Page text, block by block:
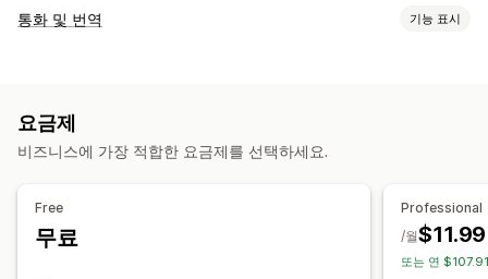
리디렉션
지역화 설정
통화 전환기
국가 선택기 언어 전환기
통화 및 번역 기능 표시
언어 번역
요금제
비즈니스에 가장 적합한 요금제를 선택하세요.
Free
무료
Professional
$11.99
/월
또는 연